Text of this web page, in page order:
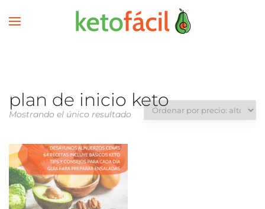
plan de inicio keto
Mostrando el único resultado